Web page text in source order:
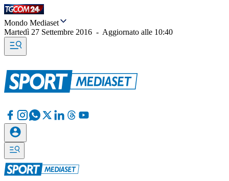
Mondo Mediaset
Martedì 27 Settembre 2016 - Aggiornato alle 10:40